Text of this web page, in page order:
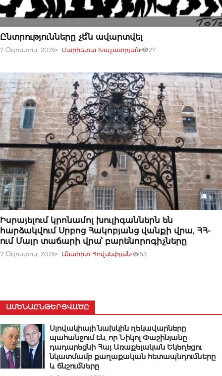
07 ՕԳՈՍՏՈՍԻ, 2026
Ընտրությունները չե՞ն ավարտվել
7 Օգոստոս, 2026 Մարիետա Խաչատրյան 27
07 ՕԳՈՍՏՈՍԻ, 2026
Իսրայելում կրոնամոլ խուլիգաններն են
հարձակվում Սրբոց Հակոբյանց վանքի վրա, ՀՀ-
ում Մայր տաճարի վրա՝ բարենորոգիչները
7 Օգոստոս, 2026 Անահիտ Հովսեփյան 53
ԱՄԵՆԱԸՆԹԵՐՑՎԱԾԸ
Սլովակիայի նախկին ղեկավարները
պահանջում են, որ Նիկոլ Փաշինյանը
դադարեցնի Հայ Առաքելական Եկեղեցու
նկատմամբ քաղաքական հետապնդումները
և ճնշումները